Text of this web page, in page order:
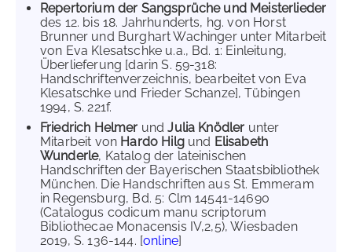
Repertorium der Sangsprüche und Meisterlieder
des 12. bis 18. Jahrhunderts, hg. von Horst
Brunner und Burghart Wachinger unter Mitarbeit
von Eva Klesatschke u.a., Bd. 1: Einleitung,
Überlieferung [darin S. 59-318:
Handschriftenverzeichnis, bearbeitet von Eva
Klesatschke und Frieder Schanze], Tübingen
1994, S. 221f.
Friedrich Helmer undJulia Knödler unter
Mitarbeit von Hardo Hilgund Elisabeth
Wunderle, Katalog der lateinischen
Handschriften der Bayerischen Staatsbibliothek
München. Die Handschriften aus St. Emmeram
in Regensburg, Bd. 5: Clm 14541-14690
(Catalogus codicum manu scriptorum
Bibliothecae Monacensis IV,2,5), Wiesbaden
2019, S. 136-144. [online]